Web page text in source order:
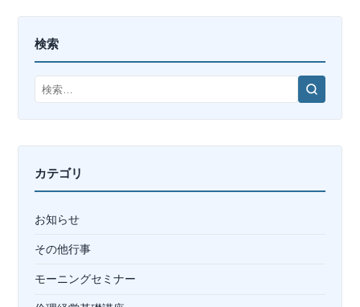
検索
検
カテゴリ
お知らせ
その他行事
モーニングセミナー